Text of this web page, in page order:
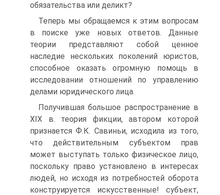
обязательства или деликт?
Теперь мы обращаемся к этим вопросам
в поиске уже новых ответов. Данные
теории представляют собой ценное
наследие нескольких поколений юристов,
способное оказать огромную помощь в
исследовании отношений по управлению
делами юридического лица.
Получившая большое распространение в
XIX в. теория фикции, автором которой
признается Ф.К. Савиньи, исходила из того,
что действительным субъектом прав
может выступать только физическое лицо,
поскольку право установлено в интересах
людей, но исходя из потребностей оборота
конструируется искусственные! субъект,